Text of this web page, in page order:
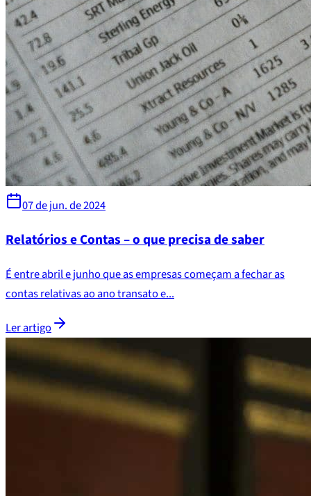
07 de jun. de 2024
Relatórios e Contas – o que precisa de saber
É entre abril e junho que as empresas começam a fechar as
contas relativas ao ano transato e...
Ler artigo